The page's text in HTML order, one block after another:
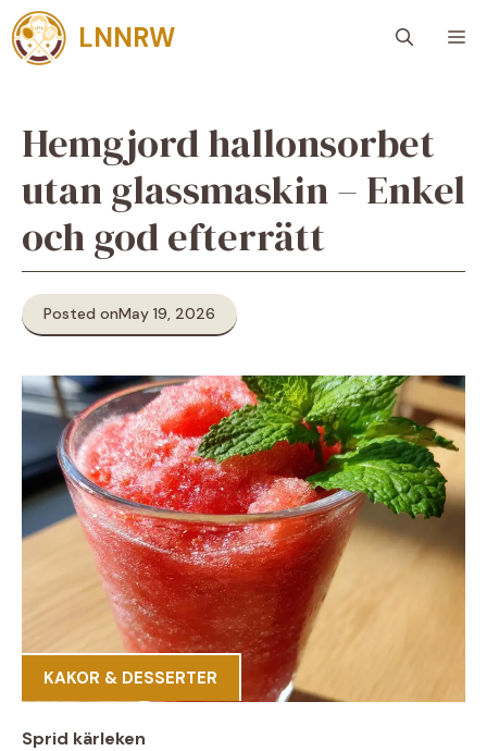
Skip
to
content
LNNRW
Hemgjord hallonsorbet
utan glassmaskin – Enkel
och god efterrätt
Posted onMay 19, 2026
KAKOR & DESSERTER
Sprid kärleken